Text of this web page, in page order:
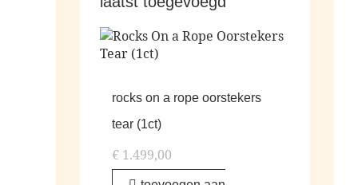
rocks on a rope oorstekers
tear (1ct)
€ 1.499,00